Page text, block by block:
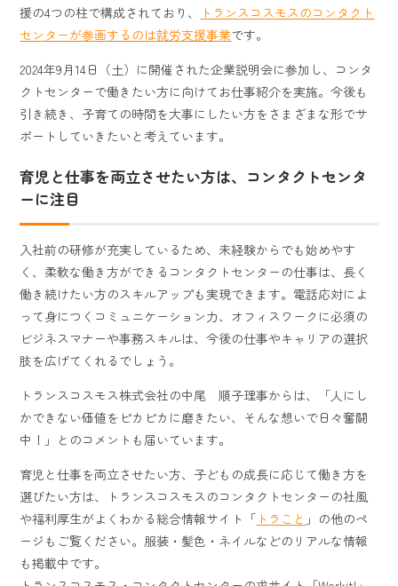
援の4つの柱で構成されており、
トランスコスモスのコンタクト
センターが参画するのは就労支援事業です。
2024年9月14日（土）に開催された企業説明会に参加し、コンタ
クトセンターで働きたい方に向けてお仕事紹介を実施。今後も
引き続き、子育ての時間を大事にしたい方をさまざまな形でサ
ポートしていきたいと考えています。
育児と仕事を両立させたい方は、コンタクトセンタ
ーに注目
入社前の研修が充実しているため、未経験からでも始めやす
く、柔軟な働き方ができるコンタクトセンターの仕事は、長く
働き続けたい方のスキルアップも実現できます。電話応対によ
って身につくコミュニケーション力、オフィスワークに必須の
ビジネスマナーや事務スキルは、今後の仕事やキャリアの選択
肢を広げてくれるでしょう。
トランスコスモス株式会社の中尾 順子理事からは、「人にし
かできない価値をピカピカに磨きたい、そんな想いで日々奮闘
中！」とのコメントも届いています。
育児と仕事を両立させたい方、子どもの成長に応じて働き方を
選びたい方は、トランスコスモスのコンタクトセンターの社風
や福利厚生がよくわかる総合情報サイト「 トラこと 」の他のペ
ージもご覧ください。服装・髪色・ネイルなどのリアルな情報
も掲載中です。